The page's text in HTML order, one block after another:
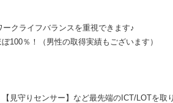
クライフバランスを重視できます♪
100％！（男性の取得実績もございます）
見守りセンサー】など最先端のICT/LOTを取